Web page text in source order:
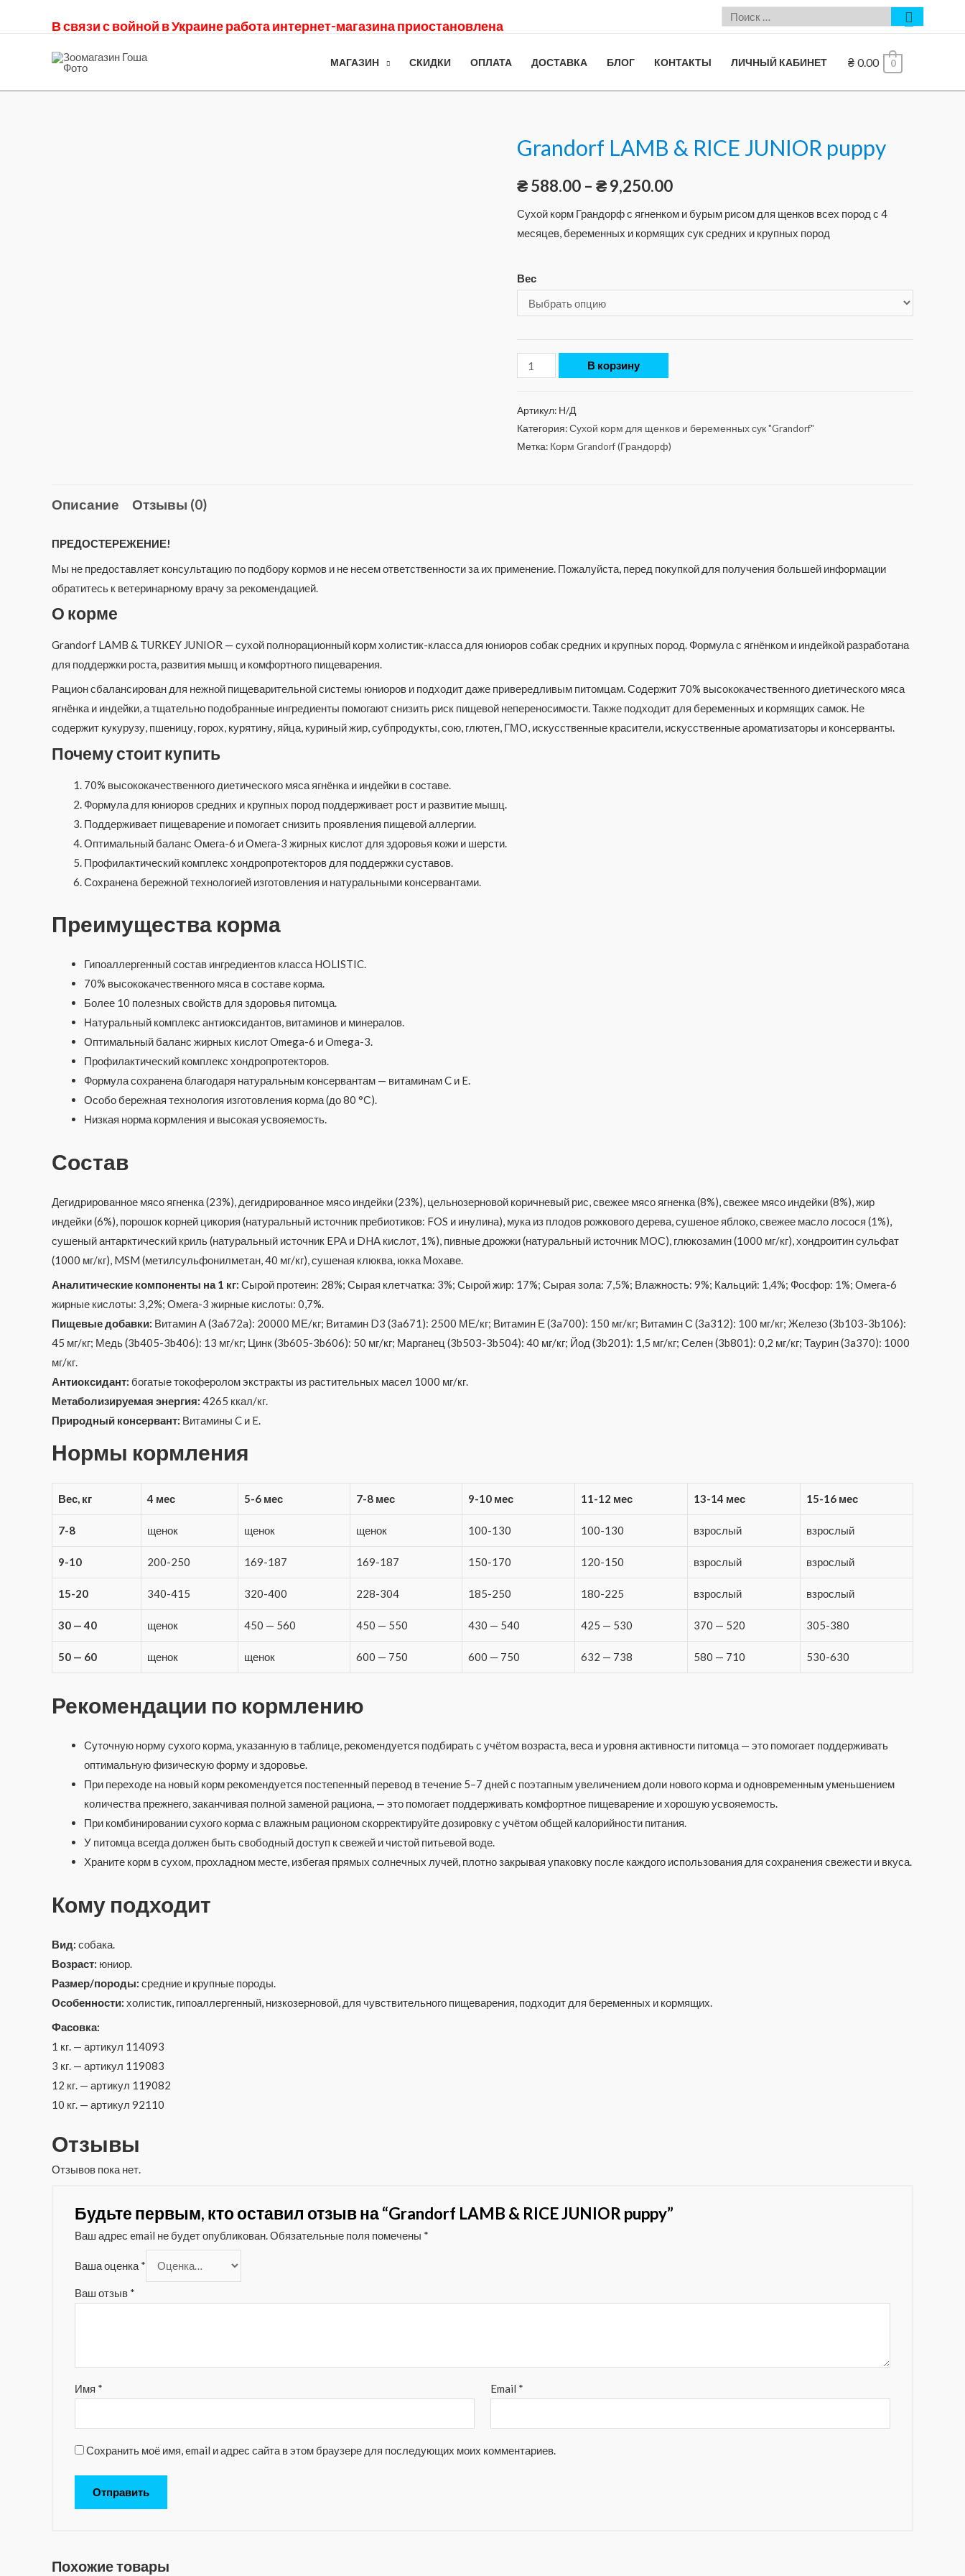
В связи с войной в Украине работа интернет-магазина приостановлена
МАГАЗИН СКИДКИ ОПЛАТА ДОСТАВКА БЛОГ КОНТАКТЫ ЛИЧНЫЙ КАБИНЕТ ₴ 0.00 0
Grandorf LAMB & RICE JUNIOR puppy
₴588.00 – ₴9,250.00
Сухой корм Грандорф с ягненком и бурым рисом для щенков всех пород с 4
месяцев, беременных и кормящих сук средних и крупных пород
Вес
В корзину
Артикул: Н/Д
Категория:Сухой корм для щенков и беременных сук "Grandorf"
Метка: Корм Grandorf (Грандорф)
Описание Отзывы (0)
ПРЕДОСТЕРЕЖЕНИЕ!
Мы не предоставляет консультацию по подбору кормов и не несем ответственности за их применение. Пожалуйста, перед покупкой для получения большей информации
обратитесь к ветеринарному врачу за рекомендацией.
О корме
Grandorf LAMB & TURKEY JUNIOR — сухой полнорационный корм холистик-класса для юниоров собак средних и крупных пород. Формула с ягнёнком и индейкой разработана
для поддержки роста, развития мышц и комфортного пищеварения.
Рацион сбалансирован для нежной пищеварительной системы юниоров и подходит даже привередливым питомцам. Содержит 70% высококачественного диетического мяса
ягнёнка и индейки, а тщательно подобранные ингредиенты помогают снизить риск пищевой непереносимости. Также подходит для беременных и кормящих самок. Не
содержит кукурузу, пшеницу, горох, курятину, яйца, куриный жир, субпродукты, сою, глютен, ГМО, искусственные красители, искусственные ароматизаторы и консерванты.
Почему стоит купить
70% высококачественного диетического мяса ягнёнка и индейки в составе.
Формула для юниоров средних и крупных пород поддерживает рост и развитие мышц.
Поддерживает пищеварение и помогает снизить проявления пищевой аллергии.
Оптимальный баланс Омега-6 и Омега-3 жирных кислот для здоровья кожи и шерсти.
Профилактический комплекс хондропротекторов для поддержки суставов.
Сохранена бережной технологией изготовления и натуральными консервантами.
Преимущества корма
Гипоаллергенный состав ингредиентов класса HOLISTIC.
70% высококачественного мяса в составе корма.
Более 10 полезных свойств для здоровья питомца.
Натуральный комплекс антиоксидантов, витаминов и минералов.
Оптимальный баланс жирных кислот Omega-6 и Omega-3.
Профилактический комплекс хондропротекторов.
Формула сохранена благодаря натуральным консервантам — витаминам C и E.
Особо бережная технология изготовления корма (до 80 °С).
Низкая норма кормления и высокая усвояемость.
Состав
Дегидрированное мясо ягненка (23%), дегидрированное мясо индейки (23%), цельнозерновой коричневый рис, свежее мясо ягненка (8%), свежее мясо индейки (8%), жир
индейки (6%), порошок корней цикория (натуральный источник пребиотиков: FOS и инулина), мука из плодов рожкового дерева, сушеное яблоко, свежее масло лосося (1%),
сушеный антарктический криль (натуральный источник EPA и DHA кислот, 1%), пивные дрожжи (натуральный источник МОС), глюкозамин (1000 мг/кг), хондроитин сульфат
(1000 мг/кг), MSM (метилсульфонилметан, 40 мг/кг), сушеная клюква, юкка Мохаве.
Аналитические компоненты на 1 кг: Сырой протеин: 28%; Сырая клетчатка: 3%; Сырой жир: 17%; Сырая зола: 7,5%; Влажность: 9%; Кальций: 1,4%; Фосфор: 1%; Омега-6
жирные кислоты: 3,2%; Омега-3 жирные кислоты: 0,7%.
Пищевые добавки: Витамин А (3a672a): 20000 МЕ/кг; Витамин D3 (3a671): 2500 МЕ/кг; Витамин Е (3a700): 150 мг/кг; Витамин С (3a312): 100 мг/кг; Железо (3b103-3b106):
45 мг/кг; Медь (3b405-3b406): 13 мг/кг; Цинк (3b605-3b606): 50 мг/кг; Марганец (3b503-3b504): 40 мг/кг; Йод (3b201): 1,5 мг/кг; Селен (3b801): 0,2 мг/кг; Таурин (3a370): 1000
мг/кг.
Антиоксидант: богатые токоферолом экстракты из растительных масел 1000 мг/кг.
Метаболизируемая энергия: 4265 ккал/кг.
Природный консервант: Витамины C и E.
Нормы кормления
Вес, кг 4 мес 5-6 мес 7-8 мес 9-10 мес 11-12 мес 13-14 мес 15-16 мес
7-8 щенок щенок щенок 100-130 100-130 взрослый взрослый
9-10 200-250 169-187 169-187 150-170 120-150 взрослый взрослый
15-20 340-415 320-400 228-304 185-250 180-225 взрослый взрослый
30 — 40 щенок 450 — 560 450 — 550 430 — 540 425 — 530 370 — 520 305-380
50 — 60 щенок щенок 600 — 750 600 — 750 632 — 738 580 — 710 530-630
Рекомендации по кормлению
Суточную норму сухого корма, указанную в таблице, рекомендуется подбирать с учётом возраста, веса и уровня активности питомца — это помогает поддерживать
оптимальную физическую форму и здоровье.
При переходе на новый корм рекомендуется постепенный перевод в течение 5–7 дней с поэтапным увеличением доли нового корма и одновременным уменьшением
количества прежнего, заканчивая полной заменой рациона, — это помогает поддерживать комфортное пищеварение и хорошую усвояемость.
При комбинировании сухого корма с влажным рационом скорректируйте дозировку с учётом общей калорийности питания.
У питомца всегда должен быть свободный доступ к свежей и чистой питьевой воде.
Храните корм в сухом, прохладном месте, избегая прямых солнечных лучей, плотно закрывая упаковку после каждого использования для сохранения свежести и вкуса.
Кому подходит
Вид: собака.
Возраст: юниор.
Размер/породы: средние и крупные породы.
Особенности: холистик, гипоаллергенный, низкозерновой, для чувствительного пищеварения, подходит для беременных и кормящих.
Фасовка:
1 кг. — артикул 114093
3 кг. — артикул 119083
12 кг. — артикул 119082
10 кг. — артикул 92110
Отзывы
Отзывов пока нет.
Будьте первым, кто оставил отзыв на “Grandorf LAMB & RICE JUNIOR puppy”
Ваш адрес email не будет опубликован.Обязательные поля помечены *
Ваша оценка *
Ваш отзыв *
Имя * Email *
Сохранить моё имя, email и адрес сайта в этом браузере для последующих моих комментариев.
Похожие товары